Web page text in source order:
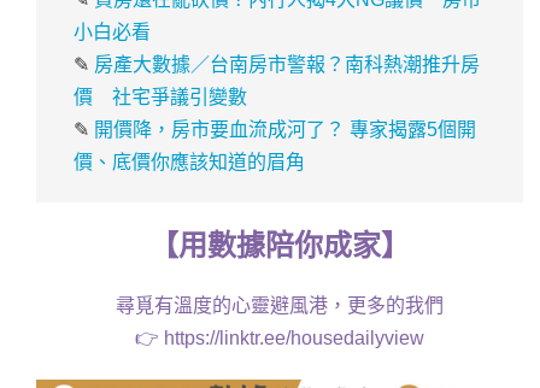
小白必看
✎ 房產大數據／台南房市警報？南科熱潮推升房
價 社宅爭議引變數
✎ 開價降，房市要血流成河了？ 專家揭露5個開
價、底價你應該知道的眉角
【用數據陪你成家】
尋覓有溫度的心靈避風港，更多的我們
👉 https://linktr.ee/housedailyview